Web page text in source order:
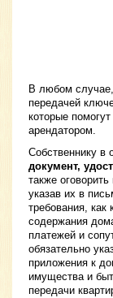
В любом
передачей
которые
арендатором.
Собственнику в
документ,
также
указав их в
требования,
содержания
платежей и
обязательно
приложения к
имущества и
передачи